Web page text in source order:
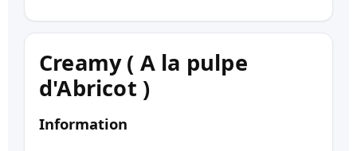
Creamy ( A la pulpe
d'Abricot )
Information